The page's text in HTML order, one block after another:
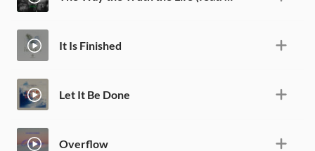
It Is Finished
Let It Be Done
Overflow